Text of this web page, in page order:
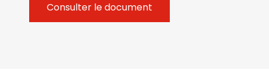
Consulter le document